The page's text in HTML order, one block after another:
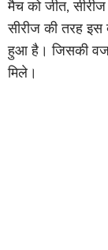
मैच को जीत, सीरीज
सीरीज की तरह इस
हुआ है। जिसकी
मिले।